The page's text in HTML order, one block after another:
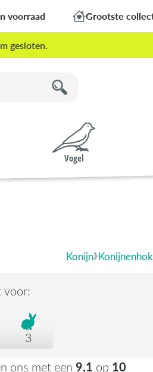
voorraad Grootste
gesloten.
Vogel
Konijn
voor:
3
ons met een 9,1 op 10